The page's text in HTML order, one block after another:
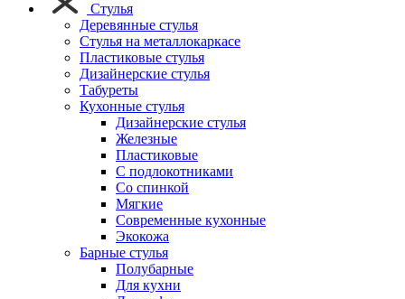
Стулья
Деревянные стулья
Стулья на металлокаркасе
Пластиковые стулья
Дизайнерские стулья
Табуреты
Кухонные стулья
Дизайнерские стулья
Железные
Пластиковые
С подлокотниками
Со спинкой
Мягкие
Современные кухонные
Экокожа
Барные стулья
Полубарные
Для кухни